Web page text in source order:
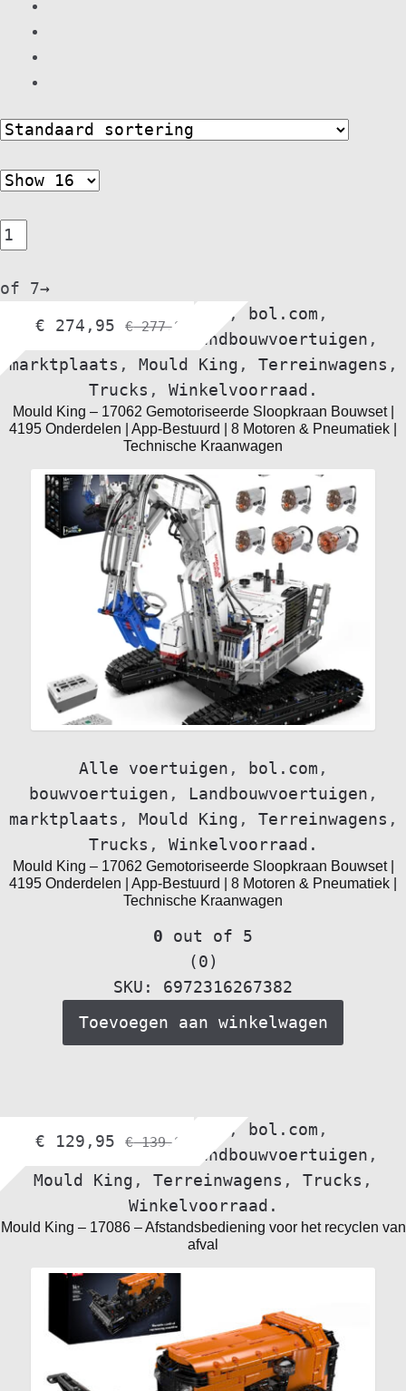
of 7→
, bol.com ,
Landbouwvoertuigen ,
marktplaats , Mould King , Terreinwagens ,
Trucks , Winkelvoorraad.
Mould King – 17062 Gemotoriseerde Sloopkraan Bouwset |
4195 Onderdelen | App-Bestuurd | 8 Motoren & Pneumatiek |
Technische Kraanwagen
Alle voertuigen , bol.com ,
bouwvoertuigen , Landbouwvoertuigen ,
marktplaats , Mould King , Terreinwagens ,
Trucks , Winkelvoorraad.
Mould King – 17062 Gemotoriseerde Sloopkraan Bouwset |
4195 Onderdelen | App-Bestuurd | 8 Motoren & Pneumatiek |
Technische Kraanwagen
0 out of 5
(0)
SKU: 6972316267382
€ 274,95 €277,95
Toevoegen aan winkelwagen
, bol.com ,
bouwvoertuigen
Landbouwvoertuigen ,
Mould King , Terreinwagens , Trucks ,
Winkelvoorraad.
Mould King – 17086 – Afstandsbediening voor het recyclen van
afval
€ 129,95 €139,95